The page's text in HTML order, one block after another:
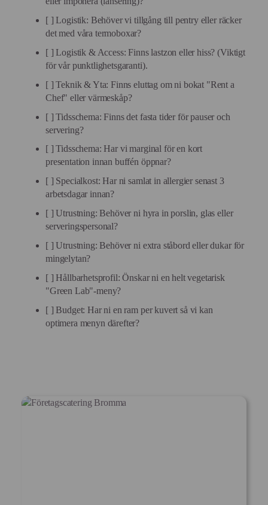
[ ] Logistik: Behöver vi tillgång till pentry eller räcker
det med våra termoboxar?
[ ] Logistik & Access: Finns lastzon eller hiss? (Viktigt
för vår punktlighetsgaranti).
[ ] Teknik & Yta: Finns eluttag om ni bokat "Rent a
Chef" eller värmeskåp?
[ ] Tidsschema: Finns det fasta tider för pauser och
servering?
[ ] Tidsschema: Har vi marginal för en kort
presentation innan buffén öppnar?
[ ] Specialkost: Har ni samlat in allergier senast 3
arbetsdagar innan?
[ ] Utrustning: Behöver ni hyra in porslin, glas eller
serveringspersonal?
[ ] Utrustning: Behöver ni extra ståbord eller dukar för
mingelytan?
[ ] Hållbarhetsprofil: Önskar ni en helt vegetarisk
"Green Lab"-meny?
[ ] Budget: Har ni en ram per kuvert så vi kan
optimera menyn därefter?